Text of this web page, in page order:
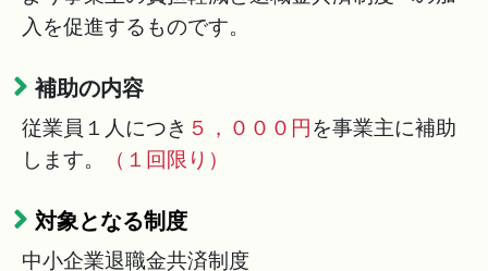
入を促進するものです。
補助の内容
従業員１人につき ５，０００円を事業主に補助
します。
（１回限り）
対象となる制度
中小企業退職金共済制度